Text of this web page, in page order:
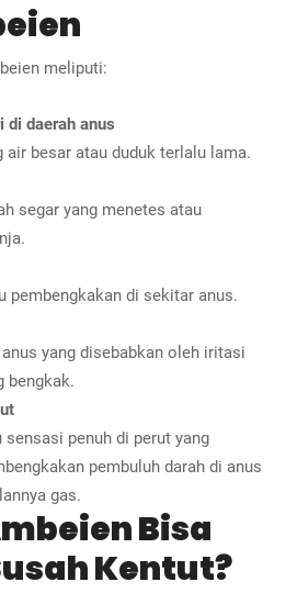
meliputi:
di daerah anus
air besar atau duduk terlalu lama.
segar yang menetes atau
pembengkakan di sekitar anus.
yang disebabkan oleh iritasi
bengkak.
sensasi penuh di perut yang
pembuluh darah di anus
gas.
Bisa
Kentut?